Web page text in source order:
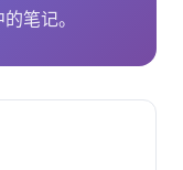
笔记。